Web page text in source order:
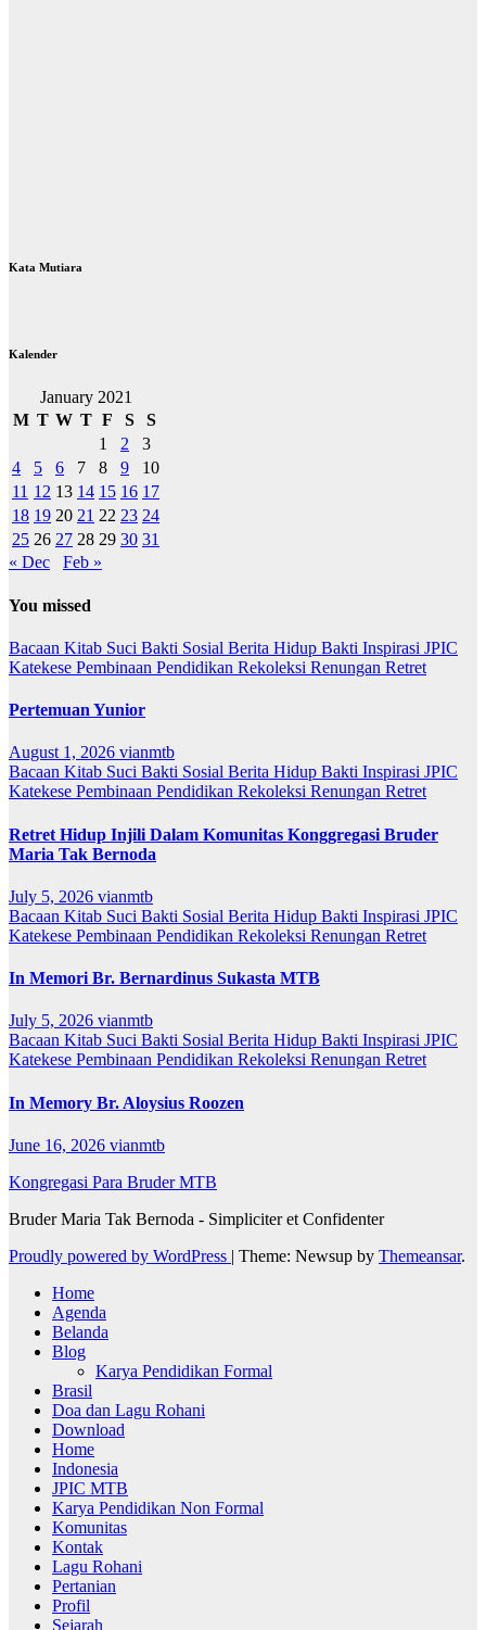
Kata Mutiara
Kalender
January 2021
M T W T F S
S
1
2
3
4
5 6 7 8 9
10
11 12 13 14 15 16 17
18 19 20 21 22 23 24
25 26 27 28 29 30 31
« Dec
Feb »
You missed
Bacaan Kitab Suci Bakti Sosial Berita Hidup Bakti Inspirasi JPIC
Katekese Pembinaan Pendidikan Rekoleksi Renungan Retret
Pertemuan Yunior
August 1, 2026 vianmtb
Bacaan Kitab Suci Bakti Sosial Berita Hidup Bakti Inspirasi JPIC
Katekese Pembinaan Pendidikan Rekoleksi Renungan Retret
Retret Hidup Injili Dalam Komunitas Konggregasi Bruder
Maria Tak Bernoda
July 5, 2026 vianmtb
Bacaan Kitab Suci Bakti Sosial Berita Hidup Bakti Inspirasi JPIC
Katekese Pembinaan Pendidikan Rekoleksi Renungan Retret
In Memori Br. Bernardinus Sukasta MTB
July 5, 2026 vianmtb
Bacaan Kitab Suci Bakti Sosial Berita Hidup Bakti Inspirasi JPIC
Katekese Pembinaan Pendidikan Rekoleksi Renungan Retret
In Memory Br. Aloysius Roozen
June 16, 2026 vianmtb
Kongregasi Para Bruder MTB
Bruder Maria Tak Bernoda - Simpliciter et Confidenter
Proudly powered by WordPress | Theme: Newsup by Themeansar.
Home
Agenda
Belanda
Blog
Karya Pendidikan Formal
Brasil
Doa dan Lagu Rohani
Download
Home
Indonesia
JPIC MTB
Karya Pendidikan Non Formal
Komunitas
Kontak
Lagu Rohani
Pertanian
Profil
Sejarah